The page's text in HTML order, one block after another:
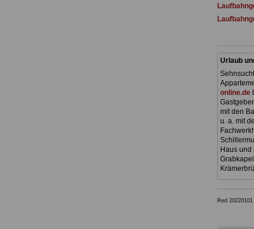
Urlaub
online.de
mit den
u. a. mit
Haus
Red 20220101